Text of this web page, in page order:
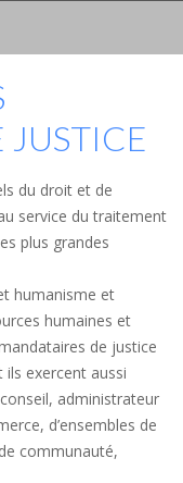
JUSTICE
du droit et de
service du traitement
plus grandes
humanisme et
humaines et
de justice
exercent aussi
administrateur
d’ensembles de
communauté,